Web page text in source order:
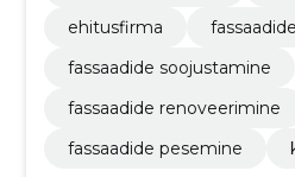
ehitusfirma
fassaadide soojustamine
fassaadide renoveerimine
fassaadide pesemine